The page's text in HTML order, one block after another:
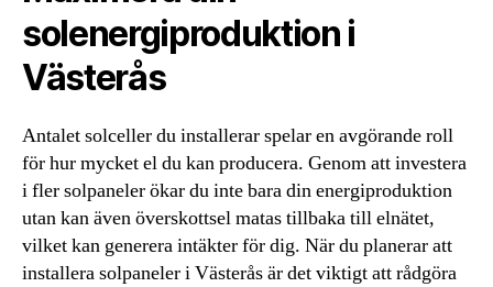
solenergiproduktion i
Västerås
Antalet solceller du installerar spelar en avgörande roll
för hur mycket el du kan producera. Genom att investera
i fler solpaneler ökar du inte bara din energiproduktion
utan kan även överskottsel matas tillbaka till elnätet,
vilket kan generera intäkter för dig. När du planerar att
installera solpaneler i Västerås är det viktigt att rådgöra